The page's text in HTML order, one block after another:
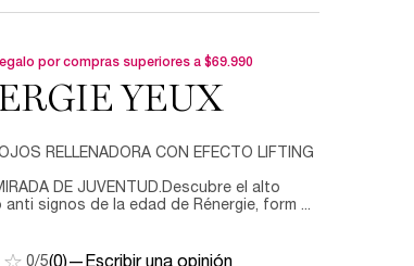
por compras superiores a $69.990
YEUX​
RELLENADORA CON EFECTO LIFTING​
DE JUVENTUD.​ Descubre el alto
anti signos de la edad de Rénergie, form ...
0/5